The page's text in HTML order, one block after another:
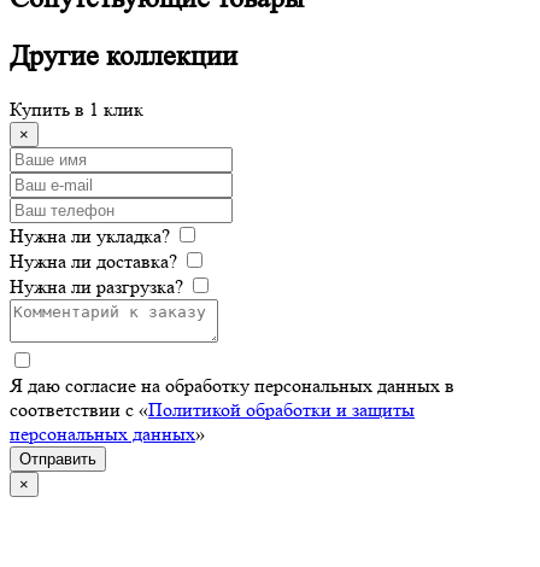
Другие коллекции
Купить в 1 клик
×
Нужна ли укладка?
Нужна ли доставка?
Нужна ли разгрузка?
Я даю согласие на обработку персональных данных в
соответствии с «Политикой обработки и защиты
персональных данных»
Отправить
×